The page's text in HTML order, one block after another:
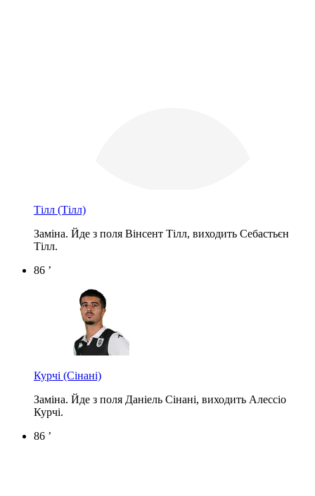
Тілл (Тілл)
Заміна. Йде з поля Вінсент Тілл, виходить Себастьєн
Тілл.
86 ’
Курчі (Сінані)
Заміна. Йде з поля Даніель Сінані, виходить Алессіо
Курчі.
86 ’